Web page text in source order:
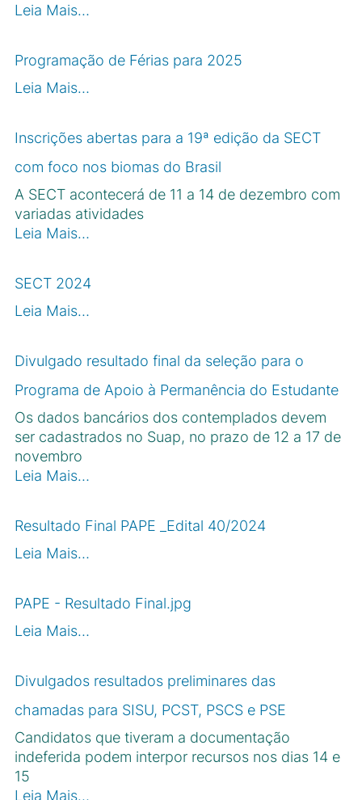
Leia Mais…
Programação de Férias para 2025
Leia Mais…
Inscrições abertas para a 19ª edição da SECT
com foco nos biomas do Brasil
A SECT acontecerá de 11 a 14 de dezembro com
variadas atividades
Leia Mais…
SECT 2024
Leia Mais…
Divulgado resultado final da seleção para o
Programa de Apoio à Permanência do Estudante
Os dados bancários dos contemplados devem
ser cadastrados no Suap, no prazo de 12 a 17 de
novembro
Leia Mais…
Resultado Final PAPE _Edital 40/2024
Leia Mais…
PAPE - Resultado Final.jpg
Leia Mais…
Divulgados resultados preliminares das
chamadas para SISU, PCST, PSCS e PSE
Candidatos que tiveram a documentação
indeferida podem interpor recursos nos dias 14 e
15
Leia Mais…